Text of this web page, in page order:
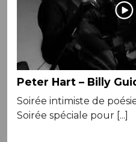
Peter Hart – Billy
Soirée intimiste de
Soirée spéciale pour [...]